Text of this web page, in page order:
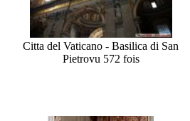
Citta del Vaticano - Basilica di San
Pietrovu 572 fois